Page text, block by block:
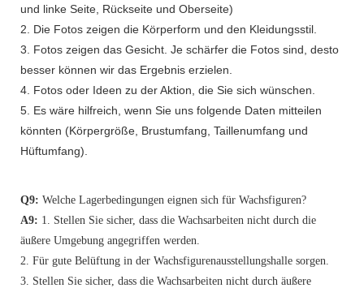
und linke Seite, Rückseite und Oberseite)
2. Die Fotos zeigen die Körperform und den Kleidungsstil.
3. Fotos zeigen das Gesicht. Je schärfer die Fotos sind, desto
besser können wir das Ergebnis erzielen.
4. Fotos oder Ideen zu der Aktion, die Sie sich wünschen.
5. Es wäre hilfreich, wenn Sie uns folgende Daten mitteilen
könnten (Körpergröße, Brustumfang, Taillenumfang und
Hüftumfang).
Q9: Welche Lagerbedingungen eignen sich für Wachsfiguren?
A9: 1. Stellen Sie sicher, dass die Wachsarbeiten nicht durch die
äußere Umgebung angegriffen werden.
2. Für gute Belüftung in der Wachsfigurenausstellungshalle sorgen.
3. Stellen Sie sicher, dass die Wachsarbeiten nicht durch äußere